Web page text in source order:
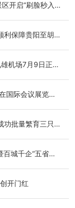
开启“刷脸秒入
利保障贵阳至胡
机场7月9日正式
国际会议展览中
功批量繁育三只
百城千企“五省
开门红